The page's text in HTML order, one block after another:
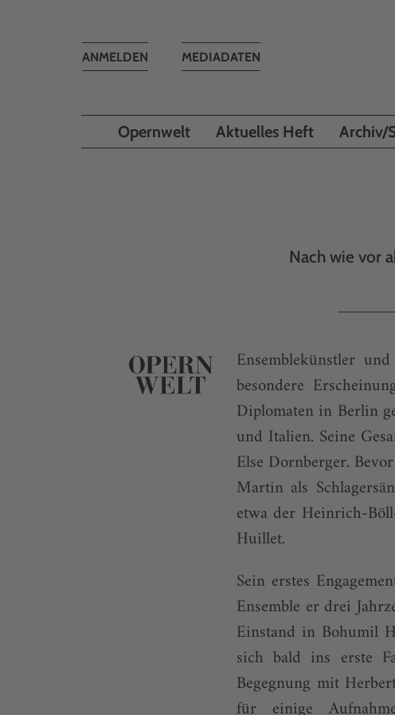
MEDIADATEN
Toggle
ANMELDEN
Opernwelt Aktuelles Heft Archiv/
Nach wie vor
Ensemblekünstler
besondere
Diplomaten in Berlin
und Italien. Seine
Else Dornberger.
Martin als
etwa der Heinrich-
Huillet.
Sein erstes
Ensemble er drei
Einstand in Bohumil
sich bald ins erste
Begegnung mit
für einige